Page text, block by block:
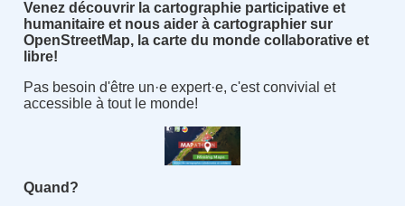
Venez découvrir la cartographie participative et
humanitaire et nous aider à cartographier sur
OpenStreetMap, la carte du monde collaborative et
libre!
Pas besoin d'être un·e expert·e, c'est convivial et
accessible à tout le monde!
Quand ?